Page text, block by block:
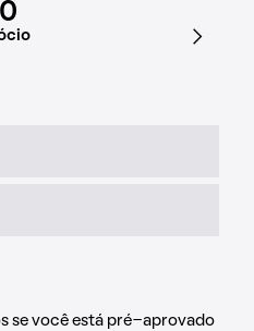
se você está pré-aprovado